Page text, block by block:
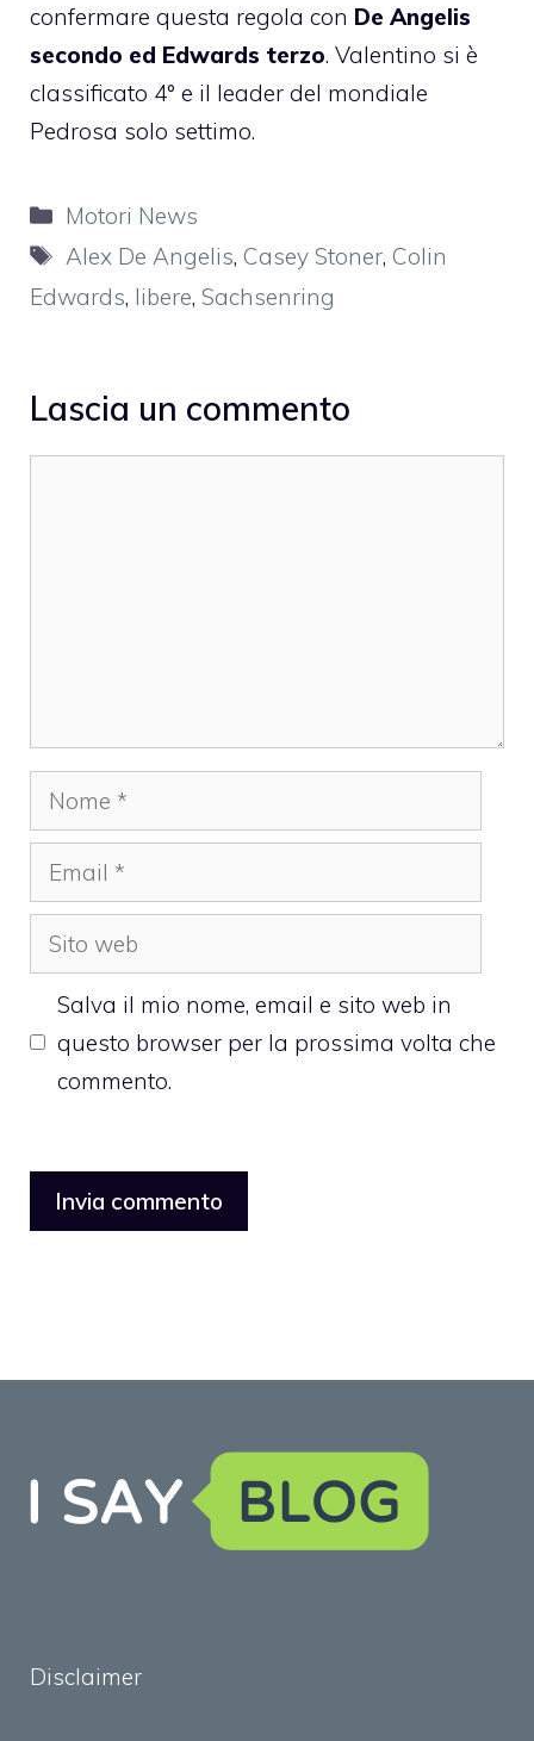
confermare questa regola con De Angelis
secondo ed Edwards terzo. Valentino si è
classificato 4° e il leader del mondiale
Pedrosa solo settimo.
Categorie
Motori News
Tag
Alex De Angelis, Casey Stoner, Colin
Edwards, libere, Sachsenring
Lascia un commento
Nome
Email
Sito
web
Salva il mio nome, email e sito web in
questo browser per la prossima volta che
commento.
Disclaimer